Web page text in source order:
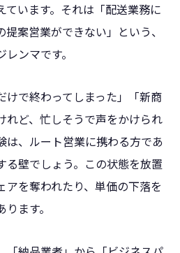
ています。それは「配送業務に
案営業ができない」という、
ンマです。
けで終わってしまった」「新商
れど、忙しそうで声をかけられ
は、ルート営業に携わる方であ
る壁でしょう。この状態を放置
アを奪われたり、単価の下落を
ます。